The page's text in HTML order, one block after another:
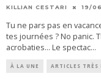
KILLIAN CESTARI 19/
Tu ne pars pas en
tes journées ? No panic.
acrobaties… Le spectac...
À LA UNE ARTICLES TRÈS